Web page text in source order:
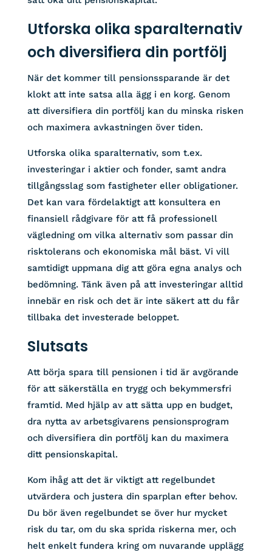
Utforska olika sparalternativ
och diversifiera din portfölj
När det kommer till pensionssparande är det
klokt att inte satsa alla ägg i en korg. Genom
att diversifiera din portfölj kan du minska risken
och maximera avkastningen över tiden.
Utforska olika sparalternativ, som t.ex.
investeringar i aktier och fonder, samt andra
tillgångsslag som fastigheter eller obligationer.
Det kan vara fördelaktigt att konsultera en
finansiell rådgivare för att få professionell
vägledning om vilka alternativ som passar din
risktolerans och ekonomiska mål bäst. Vi vill
samtidigt uppmana dig att göra egna analys och
bedömning. Tänk även på att investeringar alltid
innebär en risk och det är inte säkert att du får
tillbaka det investerade beloppet.
Slutsats
Att börja spara till pensionen i tid är avgörande
för att säkerställa en trygg och bekymmersfri
framtid. Med hjälp av att sätta upp en budget,
dra nytta av arbetsgivarens pensionsprogram
och diversifiera din portfölj kan du maximera
ditt pensionskapital.
Kom ihåg att det är viktigt att regelbundet
utvärdera och justera din sparplan efter behov.
Du bör även regelbundet se över hur mycket
risk du tar, om du ska sprida riskerna mer, och
helt enkelt fundera kring om nuvarande upplägg